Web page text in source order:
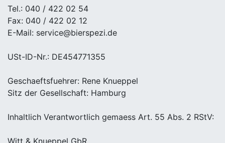
Tel.: 040 / 422 02 54
Fax: 040 / 422 02 12
E-Mail: service@bierspezi.de
USt-ID-Nr.: DE454771355
Geschaeftsfuehrer: Rene Knueppel
Sitz der Gesellschaft: Hamburg
Inhaltlich Verantwortlich gemaess Art. 55 Abs. 2 RStV: